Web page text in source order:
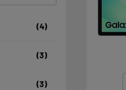
(4)
(3)
(3)